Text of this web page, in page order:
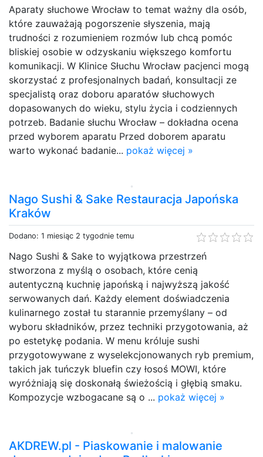
Aparaty słuchowe Wrocław to temat ważny dla osób,
które zauważają pogorszenie słyszenia, mają
trudności z rozumieniem rozmów lub chcą pomóc
bliskiej osobie w odzyskaniu większego komfortu
komunikacji. W Klinice Słuchu Wrocław pacjenci mogą
skorzystać z profesjonalnych badań, konsultacji ze
specjalistą oraz doboru aparatów słuchowych
dopasowanych do wieku, stylu życia i codziennych
potrzeb. Badanie słuchu Wrocław – dokładna ocena
przed wyborem aparatu Przed doborem aparatu
warto wykonać badanie... pokaż więcej »
Nago Sushi & Sake Restauracja Japońska
Kraków
Dodano: 1 miesiąc 2 tygodnie temu
Nago Sushi & Sake to wyjątkowa przestrzeń
stworzona z myślą o osobach, które cenią
autentyczną kuchnię japońską i najwyższą jakość
serwowanych dań. Każdy element doświadczenia
kulinarnego został tu starannie przemyślany – od
wyboru składników, przez techniki przygotowania, aż
po estetykę podania. W menu króluje sushi
przygotowywane z wyselekcjonowanych ryb premium,
takich jak tuńczyk bluefin czy łosoś MOWI, które
wyróżniają się doskonałą świeżością i głębią smaku.
Kompozycje wzbogacane są o ... pokaż więcej »
AKDREW.pl - Piaskowanie i malowanie